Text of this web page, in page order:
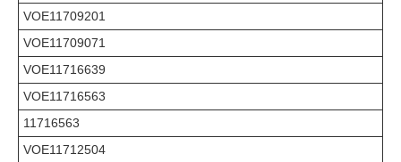
VOE11709201
VOE11709071
VOE11716639
VOE11716563
11716563
VOE11712504